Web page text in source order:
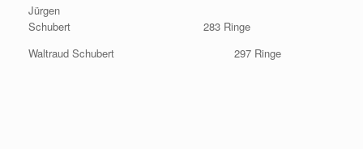
Jürgen
Schubert 283 Ringe
Waltraud Schubert 297 Ringe